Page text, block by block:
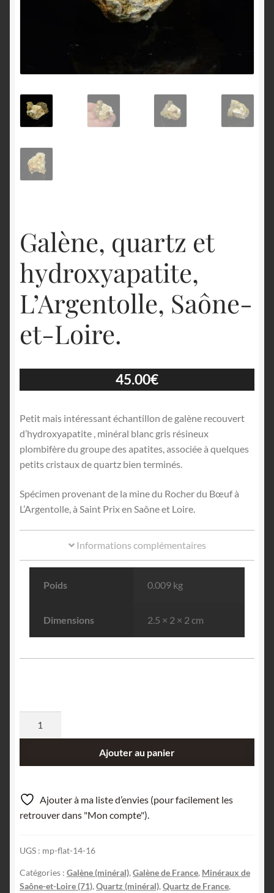
Galène, quartz et
hydroxyapatite,
L’Argentolle, Saône-
et-Loire.
45.00€
Petit mais intéressant échantillon de galène recouvert
d’hydroxyapatite , minéral blanc gris résineux
plombifère du groupe des apatites, associée à quelques
petits cristaux de quartz bien terminés.
Spécimen provenant de la mine du Rocher du Bœuf à
L’Argentolle, à Saint Prix en Saône et Loire.
Informations complémentaires
Poids 0.009 kg
Dimensions 2.5 × 2 × 2 cm
quartz
hydroxyapatite,
L’Argentolle,
Loire.
Ajouter au panier
Ajouter à ma liste d’envies (pour facilement les
retrouver dans "Mon compte").
UGS : mp-flat-14-16
Catégories : Galène (minéral), Galène de France, Minéraux de
Saône-et-Loire (71), Quartz (minéral), Quartz de France,